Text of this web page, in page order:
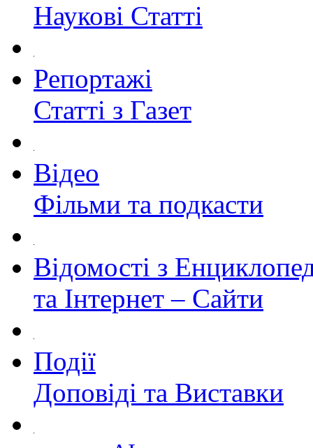
Наукові Статті
Репортажі
Статті з Газет
Відео
Фільми та подкасти
Відомості з
та Інтернет – Сайти
Події
Доповіді та Виставки